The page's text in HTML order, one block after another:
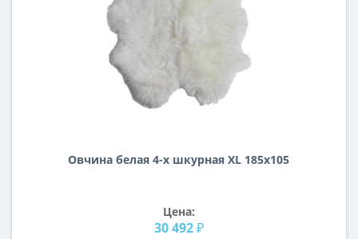
Овчина белая 4-х шкурная XL 185х105
Цена:
30 492 ₽